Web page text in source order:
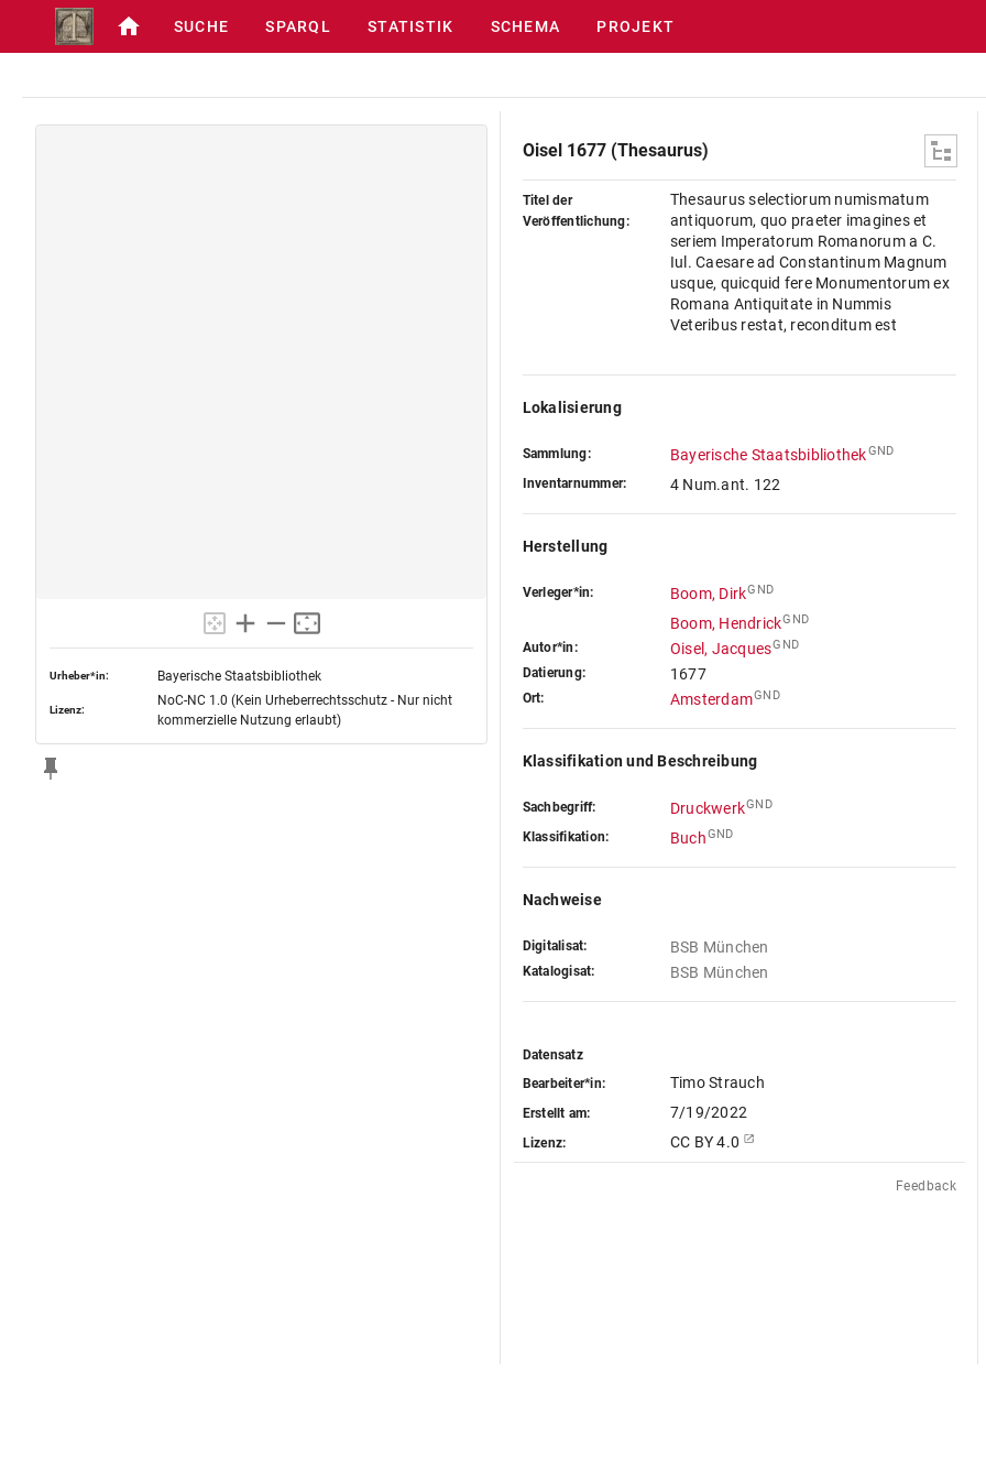
SUCHE SPARQL STATISTIK SCHEMA PROJEKT
Urheber*in: Bayerische Staatsbibliothek
Lizenz:
NoC-NC 1.0 (Kein Urheberrechtsschutz - Nur nicht
kommerzielle Nutzung erlaubt)
Oisel 1677 (Thesaurus)
Titel der
Veröffentlichung:
Thesaurus selectiorum numismatum
antiquorum, quo praeter imagines et
seriem Imperatorum Romanorum a C.
Iul. Caesare ad Constantinum Magnum
usque, quicquid fere Monumentorum ex
Romana Antiquitate in Nummis
Veteribus restat, reconditum est
Lokalisierung
Sammlung: Bayerische StaatsbibliothekGND
Inventarnummer: 4 Num.ant. 122
Herstellung
Verleger*in: Boom, DirkGND
Boom, HendrickGND
Autor*in: Oisel, JacquesGND
Datierung: 1677
Ort: AmsterdamGND
Klassifikation und Beschreibung
Sachbegriff: DruckwerkGND
Klassifikation: BuchGND
Nachweise
Digitalisat: BSB München
Katalogisat: BSB München
Datensatz
Bearbeiter*in:
Timo Strauch
Erstellt am: 7/19/2022
Lizenz: CC BY 4.0
Feedback